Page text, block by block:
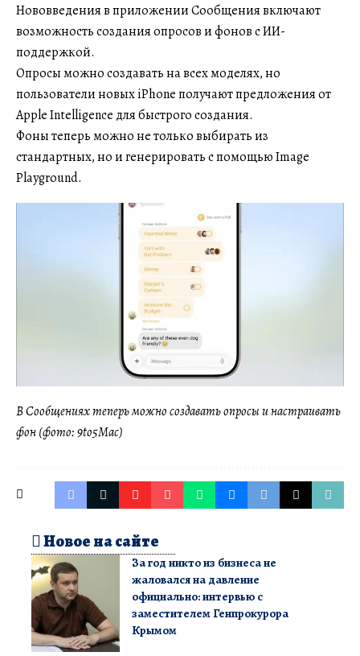
Нововведения в приложении Сообщения включают
возможность создания опросов и фонов с ИИ-
поддержкой.
Опросы можно создавать на всех моделях, но
пользователи новых iPhone получают предложения от
Apple Intelligence для быстрого создания.
Фоны теперь можно не только выбирать из
стандартных, но и генерировать с помощью Image
Playground.
В Сообщениях теперь можно создавать опросы и настраивать
фон (фото: 9to5Mac)
Новое на сайте
За год никто из бизнеса не
жаловался на давление
официально: интервью с
заместителем Генпрокурора
Крымом